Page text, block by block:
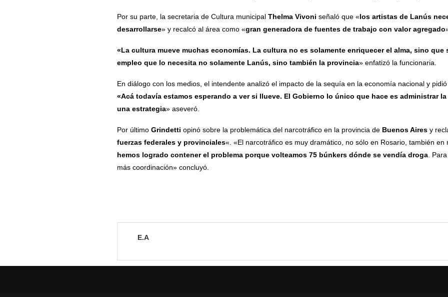
Por su parte, la secretaria de Cultura municipal Thelma Vivoni señaló que «los artistas de Lanús
desarrollarse» y recalcó al área como «gran generadora de fuentes de trabajo con valor agregado
«La cultura mueve muchas economías. La cultura no es solamente enriquecer el alma, sino que
empleo que lo necesita no solamente Lanús, sino también la provincia» enfatizó la funcionaria.
En diálogo con los medios, el intendente analizó el impacto de la sequía en la economía nacional y
«Acá todavía estamos esperando a ver si llueve. El Gobierno lo único que hace es administrar
una estrategia» aseveró.
Por último Grindetti opinó sobre la problemática del narcotráfico en la provincia de Buenos Airesy
fuerzas federales y provinciales«. «El narcotráfico es muy dramático, no sólo en Rosario, también
hemos logrado contener el problema porque volteamos 75 búnkers dónde se vendía droga.
más coordinación» concluyó.
E.A